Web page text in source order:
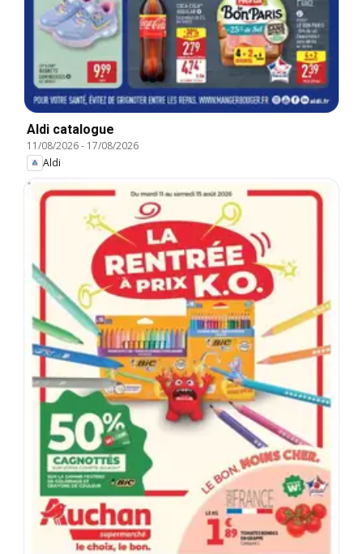
Aldi catalogue
11/08/2026- 17/08/2026
Aldi